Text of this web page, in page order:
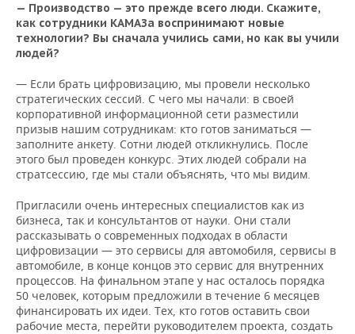
— Производство — это прежде всего люди. Скажите,
как сотрудники КАМАЗа воспринимают новые
технологии? Вы сначала учились сами, но как вы учили
людей?
— Если брать цифровизацию, мы провели несколько
стратегических сессий. С чего мы начали: в своей
корпоративной информационной сети разместили
призыв нашим сотрудникам: кто готов заниматься —
заполните анкету. Сотни людей откликнулись. После
этого был проведен конкурс. Этих людей собрали на
стратсессию, где мы стали объяснять, что мы видим.
Пригласили очень интересных специалистов как из
бизнеса, так и консультантов от науки. Они стали
рассказывать о современных подходах в области
цифровизации — это сервисы для автомобиля, сервисы в
автомобиле, в конце концов это сервис для внутренних
процессов. На финальном этапе у нас осталось порядка
50 человек, которым предложили в течение 6 месяцев
финансировать их идеи. Тех, кто готов оставить свои
рабочие места, перейти руководителем проекта, создать